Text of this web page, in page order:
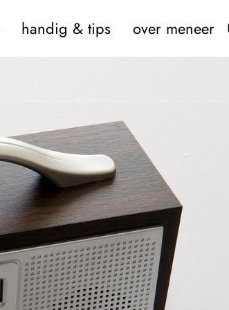
handig & tips over meneer